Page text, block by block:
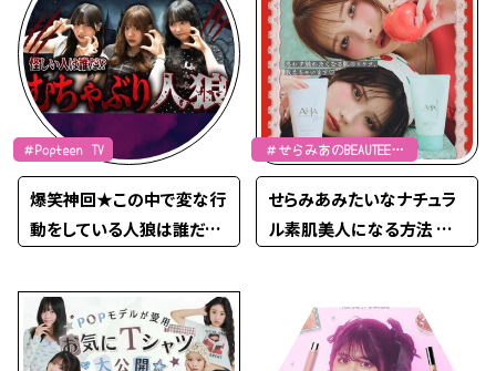
＃Popteen TV
爆笑神回★この中で変な行
動をしている人狼は誰だ！？
＃せらみあのBEAUTEENS
るーむ
せらみあみたいなナチュラ
ル素肌美人になる方法 wit